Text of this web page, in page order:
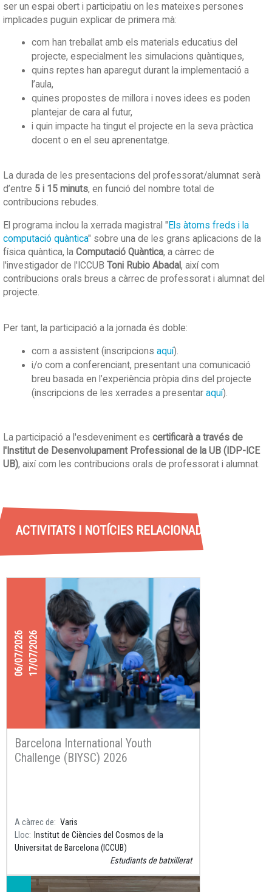
ser un espai obert i participatiu on les mateixes persones
implicades puguin explicar de primera mà:
com han treballat amb els materials educatius del
projecte, especialment les simulacions quàntiques,
quins reptes han aparegut durant la implementació a
l’aula,
quines propostes de millora i noves idees es poden
plantejar de cara al futur,
i quin impacte ha tingut el projecte en la seva pràctica
docent o en el seu aprenentatge.
La durada de les presentacions del professorat/alumnat serà
d’entre 5 i 15 minuts, en funció del nombre total de
contribucions rebudes.
El programa inclou la xerrada magistral " Els àtoms freds i la
computació quàntica" sobre una de les grans aplicacions de la
física quàntica, la Computació Quàntica, a càrrec de
l'investigador de l'ICCUB Toni Rubio Abadal, així com
contribucions orals breus a càrrec de professorat i alumnat del
projecte.
Per tant, la participació a la jornada és doble:
com a assistent (inscripcions aquí).
i/o com a conferenciant, presentant una comunicació
breu basada en l’experiència pròpia dins del projecte
(inscripcions de les xerrades a presentar aquí).
La participació a l'esdeveniment es certificarà a través de
l'Institut de Desenvolupament Professional de la UB (IDP-ICE
UB), així com les contribucions orals de professorat i alumnat.
ACTIVITATS I NOTÍCIES RELACIONADES
06/07/202617/07/2026
Barcelona International Youth
Challenge (BIYSC) 2026
A càrrec de
Varis
Lloc
Institut de Ciències del Cosmos de la
Universitat de Barcelona (ICCUB)
Estudiants de batxillerat